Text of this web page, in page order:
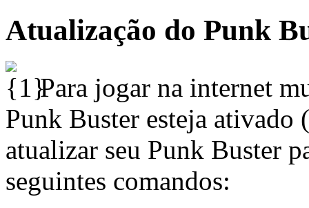
Atualização do Punk
Para jogar na internet
Punk Buster esteja ativado
atualizar seu Punk Buster
seguintes comandos: